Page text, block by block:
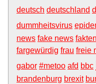
deutsch deutschland
dummheitsvirus
news fake news fakten
fargewürdig frau freie
gabor #metoo afd bbc
brandenburg brexit